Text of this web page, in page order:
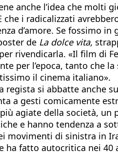
anche l’idea che molti
che i radicalizzati
d’amore. Se fossimo
de La dolce vita,
rivendicarla. «Il film di
per l’epoca, tanto che
il cinema italiano».
regista si abbatte anche
a gesti comicamente
agiate della società,
e hanno tendenza a
movimenti di sinistra in
ha fatto autocritica nei 40